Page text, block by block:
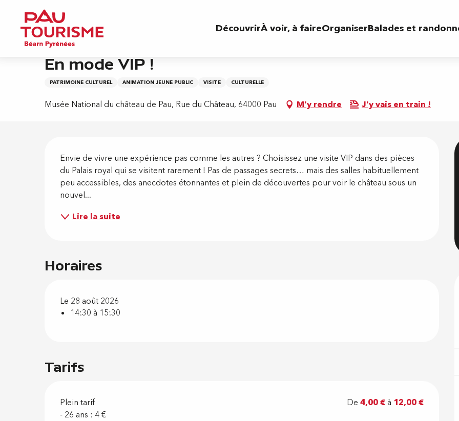
contenu
principal
DécouvrirÀ voir, à faireOrganiserBalades et
Accueil
Vendredi 28 août de 14:30 à 15:30
En mode VIP !
PATRIMOINE CULTUREL ANIMATION JEUNE PUBLIC VISITE CULTURELLE
Musée National du château de Pau, Rue du Château, 64000 Pau M'y rendre J'y vais en train !
Description
Envie de vivre une expérience pas comme les autres ? Choisissez une visite VIP dans des pièces
du Palais royal qui se visitent rarement ! Pas de passages secrets… mais des salles habituellement
peu accessibles, des anecdotes étonnantes et plein de découvertes pour voir le château sous un
nouvel...
Lire la suite
Horaires
Le 28 août 2026
14:30 à 15:30
Tarifs
Plein tarif De4,00 €à 12,00 €
- 26 ans : 4 €